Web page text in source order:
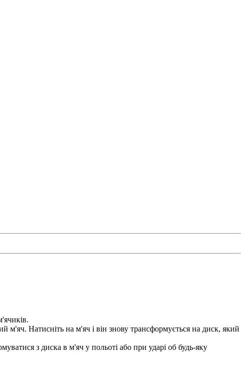
м'яч. Натисніть на м'яч і він знову трансформується на диск, який
з диска в м'яч у польоті або при ударі об будь-яку